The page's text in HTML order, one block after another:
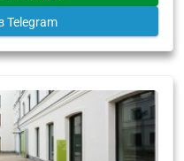
Telegram